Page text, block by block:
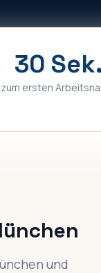
30 Sek.
zum ersten
und